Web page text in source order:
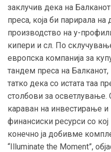
заклучив дека на
преса, која би парирала
производство на у-
кипери и сл. По
европска компанија за
тандем преса на Балканот,
татко дека со истата таа
столбови за осветлување.
караван на инвестирање
финансиски ресурси со
конечно ја добивме
“Illuminate the Moment”,